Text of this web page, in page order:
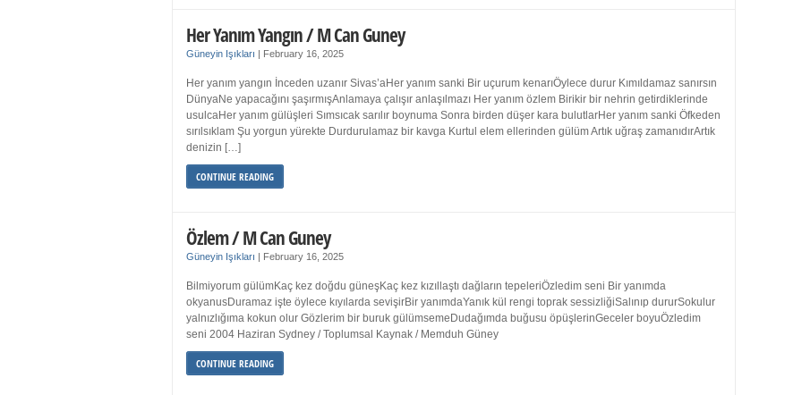
Her Yanım Yangın / M Can Guney
Güneyin Işıkları February 16, 2025
Her yanım yangın İnceden uzanır Sivas’aHer yanım sanki Bir uçurum kenarıÖylece durur Kımıldamaz sanırsın
DünyaNe yapacağını şaşırmışAnlamaya çalışır anlaşılmazı Her yanım özlem Birikir bir nehrin getirdiklerinde
usulcaHer yanım gülüşleri Sımsıcak sarılır boynuma Sonra birden düşer kara bulutlarHer yanım sanki Öfkeden
sırılsıklam Şu yorgun yürekte Durdurulamaz bir kavga Kurtul elem ellerinden gülüm Artık uğraş zamanıdırArtık
denizin […]
CONTINUE READING
Özlem / M Can Guney
Güneyin Işıkları February 16, 2025
Bilmiyorum gülümKaç kez doğdu güneşKaç kez kızıllaştı dağların tepeleriÖzledim seni Bir yanımda
okyanusDuramaz işte öylece kıyılarda sevişirBir yanımdaYanık kül rengi toprak sessizliğiSalınıp dururSokulur
yalnızlığıma kokun olur Gözlerim bir buruk gülümsemeDudağımda buğusu öpüşlerinGeceler boyuÖzledim
seni 2004 Haziran Sydney / Toplumsal Kaynak / Memduh Güney
CONTINUE READING